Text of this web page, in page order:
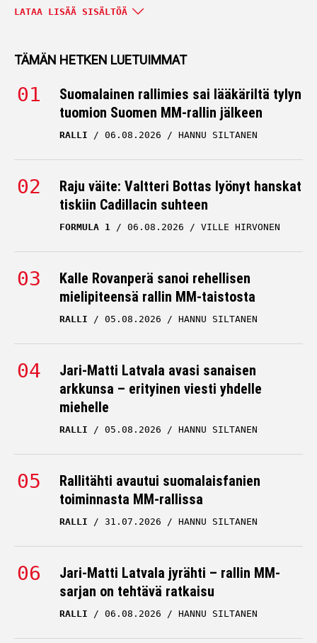
Tuukka Taponen
tilanteessa formuloissa
MP MOTORSPORT
04.07.2026
HANNU SILTANEN
Formulalupaus Tuukka
Taponen vihjaili – käsillä
kaikki katastrofin
ainekset
MP MOTORSPORT
29.06.2026
Tuukka Taposen mitta
alkaa olla täynnä – tylyä
tekstiä tallinsa touhusta
Viaplayn selostaja lausui
Tuukka Taposesta
LATAA LISÄÄ SISÄLTÖÄ
TÄMÄN HETKEN LUETUIMMAT
Suomalainen rallimies sai lääkäriltä tylyn
tuomion Suomen MM-rallin jälkeen
RALLI 06.08.2026 HANNU SILTANEN
Raju väite: Valtteri Bottas lyönyt hanskat
tiskiin Cadillacin suhteen
FORMULA 1 06.08.2026 VILLE HIRVONEN
Kalle Rovanperä sanoi rehellisen
mielipiteensä rallin MM-taistosta
RALLI 05.08.2026 HANNU SILTANEN
Jari-Matti Latvala avasi sanaisen
arkkunsa – erityinen viesti yhdelle
miehelle
RALLI 05.08.2026 HANNU SILTANEN
Rallitähti avautui suomalaisfanien
toiminnasta MM-rallissa
RALLI 31.07.2026 HANNU SILTANEN
Jari-Matti Latvala jyrähti – rallin MM-
sarjan on tehtävä ratkaisu
RALLI 06.08.2026 HANNU SILTANEN